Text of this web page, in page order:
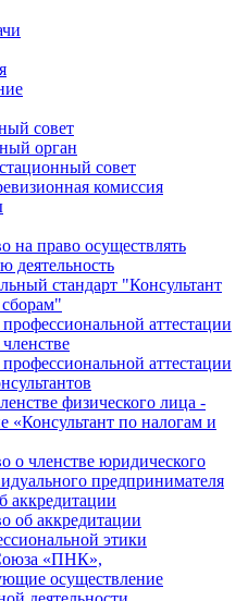
совет
орган
совет
комиссия
на право осуществлять
деятельность
стандарт "Консультант
аттестации
аттестации
физического лица -
«Консультант по налогам и
о членстве юридического
предпринимателя
аккредитации
об аккредитации
этики
«ПНК»,
осуществление